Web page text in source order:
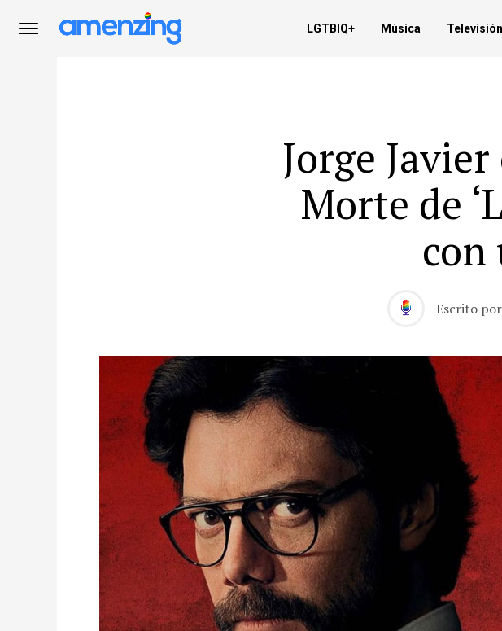
LGTBIQ+ Música Televisión
Jorge
Morte de
con
Escrito por